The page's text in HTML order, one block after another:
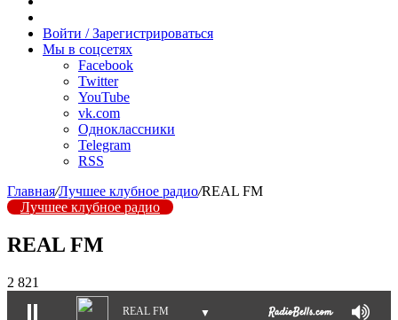
радио
Войти / Зарегистрироваться
Мы в соцсетях
Facebook
Twitter
YouTube
vk.com
Одноклассники
Telegram
RSS
Главная/Лучшее клубное радио/REAL FM
Лучшее клубное радио
REAL FM
2 821
REAL FM ▼